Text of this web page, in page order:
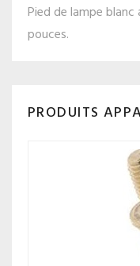
Pied de lampe blanc
pouces.
PRODUITS